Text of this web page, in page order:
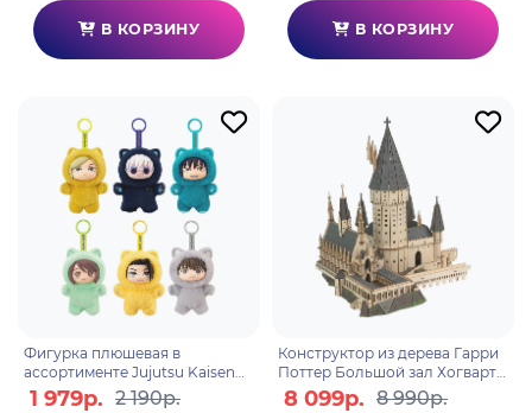
В КОРЗИНУ В КОРЗИНУ
Фигурка плюшевая в
ассортименте Jujutsu Kaisen
Cat Ear Plush 1 шт 32431
1 979р. 2 190р.
Конструктор из дерева Гарри
Поттер Большой зал Хогвартс
1610
8 099р. 8 990р.